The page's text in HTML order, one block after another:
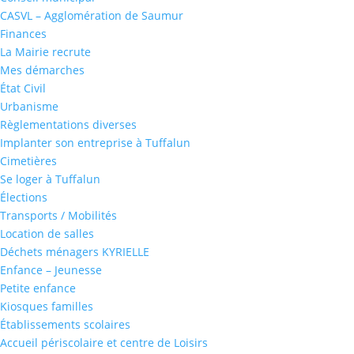
CASVL – Agglomération de Saumur
Finances
La Mairie recrute
Mes démarches
État Civil
Urbanisme
Règlementations diverses
Implanter son entreprise à Tuffalun
Cimetières
Se loger à Tuffalun
Élections
Transports / Mobilités
Location de salles
Déchets ménagers KYRIELLE
Enfance – Jeunesse
Petite enfance
Kiosques familles
Établissements scolaires
Accueil périscolaire et centre de Loisirs